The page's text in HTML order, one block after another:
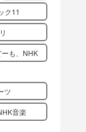
ク11
ーも、NHK
ツ
音楽